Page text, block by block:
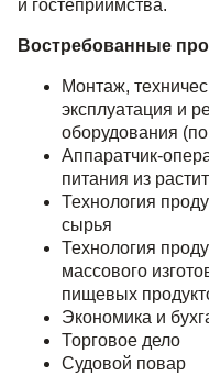
и гостеприимства.
Востребованные
Монтаж,
эксплуатация и
оборудования
Аппаратчик-
питания из
Технология
сырья
Технология
массового
пищевых
Экономика и
Торговое дело
Судовой повар